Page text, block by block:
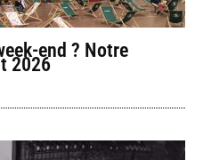
end ? Notre
2026